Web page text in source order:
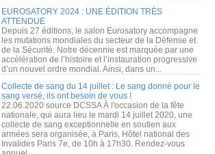
EUROSATORY 2024 : UNE ÉDITION TRÈS
ATTENDUE
Depuis 27 éditions, le salon Eurosatory accompagne
les mutations mondiales du secteur de la Défense et
de la Sécurité. Notre décennie est marquée par une
accélération de l’histoire et l’instauration progressive
d’un nouvel ordre mondial. Ainsi, dans un...
Collecte de sang du 14 juillet : Le sang donné pour le
sang versé, ils ont besoin de vous !
22.06.2020 source DCSSA À l'occasion de la fête
nationale, qui aura lieu le mardi 14 juillet 2020, une
collecte de sang exceptionnelle en soutien aux
armées sera organisée, à Paris, Hôtel national des
Invalides Paris 7e, de 10h à 17h30. Rendez-vous